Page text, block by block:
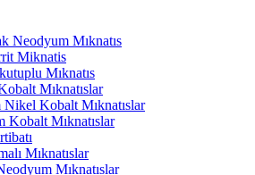
Neodyum Mıknatıs
Miknatis
Mıknatıs
Mıknatıslar
Kobalt Mıknatıslar
Kobalt Mıknatıslar
Mıknatıslar
Mıknatıslar